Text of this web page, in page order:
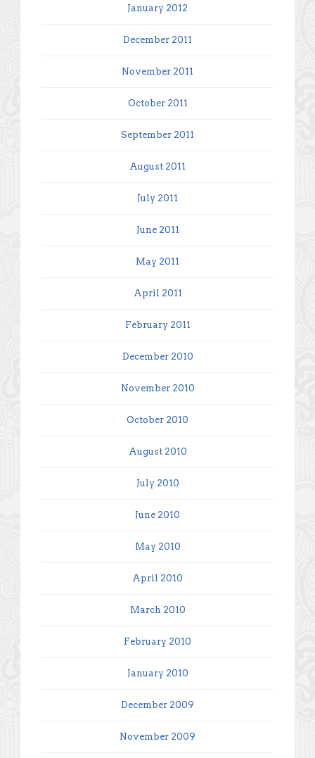
January 2012
December 2011
November 2011
October 2011
September 2011
August 2011
July 2011
June 2011
May 2011
April 2011
February 2011
December 2010
November 2010
October 2010
August 2010
July 2010
June 2010
May 2010
April 2010
March 2010
February 2010
January 2010
December 2009
November 2009